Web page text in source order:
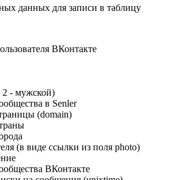
данных для записи в таблицу
ВКонтакте
- мужской)
в Senler
(domain)
(в виде ссылки из поля photo)
ВКонтакте